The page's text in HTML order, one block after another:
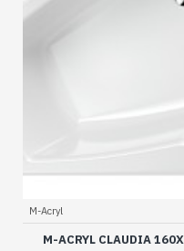
M-Acryl
M-ACRYL CLAUDIA